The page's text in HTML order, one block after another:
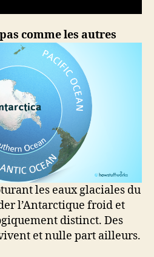
comme les autres
les eaux glaciales du
l’Antarctique froid et
distinct. Des
et nulle part ailleurs.